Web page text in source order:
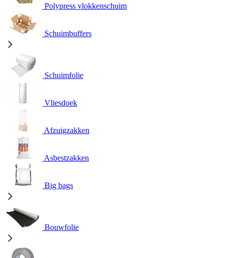
Polypress vlokkenschuim
Schuimbuffers
Schuimfolie
Vliesdoek
Afzuigzakken
Asbestzakken
Big bags
Bouwfolie